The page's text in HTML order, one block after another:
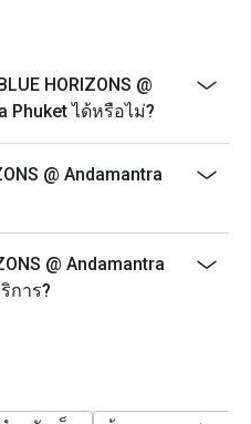
HORIZONS @
Phuket ได้หรือไม่?
@ Andamantra
@ Andamantra
การ?